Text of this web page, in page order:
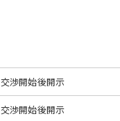
交渉開始後開示
交渉開始後開示